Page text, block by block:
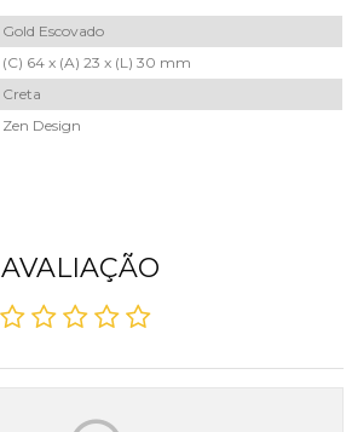
Gold Escovado
(C) 64 x (A) 23 x (L) 30 mm
Creta
Zen Design
AVALIAÇÃO